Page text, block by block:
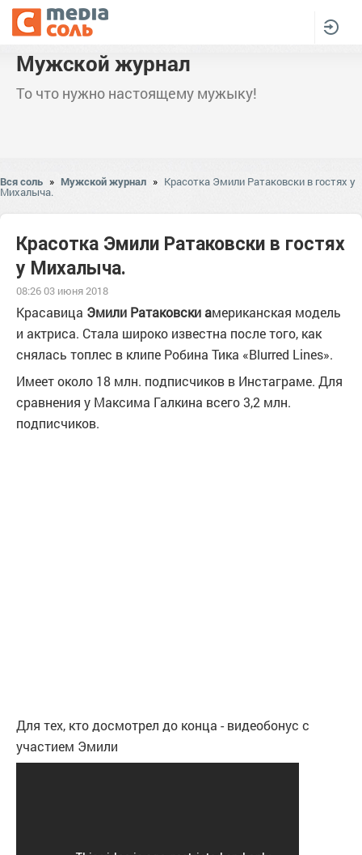
Мужской журнал
То что нужно настоящему мужыку!
Вся соль » Мужской журнал » Красотка Эмили Ратаковски в гостях у
Михалыча.
Красотка Эмили Ратаковски в гостях
у Михалыча.
08:26 03 июня 2018
Красавица Эмили Ратаковски американская модель
и актриса. Стала широко известна после того, как
снялась топлес в клипе Робина Тика «Blurred Lines».
Имеет около 18 млн. подписчиков в Инстаграме. Для
сравнения у Максима Галкина всего 3,2 млн.
подписчиков.
Для тех, кто досмотрел до конца - видеобонус с
участием Эмили